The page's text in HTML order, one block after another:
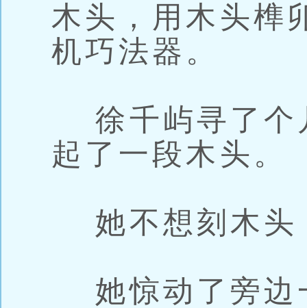
木头，用木头榫
机巧法器。
徐千屿寻了个
起了一段木头。
她不想刻木头
她惊动了旁边